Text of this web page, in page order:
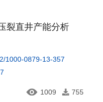
裂直井产能分析
1000-0879-13-357
1009 755